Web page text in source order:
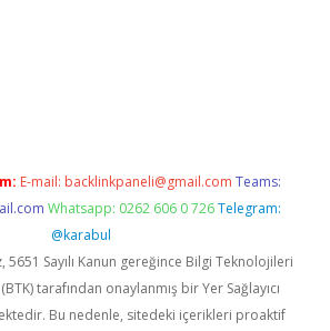
E-mail: backlinkpaneli@gmail.com Teams:
Whatsapp: 0262 606 0 726 Telegram:
@karabul
5651 Sayılı Kanun gereğince Bilgi Teknolojileri
tarafından onaylanmış bir Yer Sağlayıcı
Bu nedenle, sitedeki içerikleri proaktif